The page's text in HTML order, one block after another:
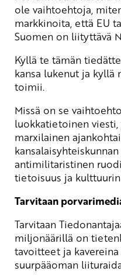
ole vaihtoehtoja,
markkinoita, että EU
Suomen on liityttävä
Kyllä te tämän
kansa lukenut ja kyllä
toimii.
Missä on se
luokkatietoinen
marxilainen
antimilitaristinen
tietoisuus ja kulttuurin
Tarvitaan
Tarvitaan
miljonäärillä on
tavoitteet ja
suurpääoman